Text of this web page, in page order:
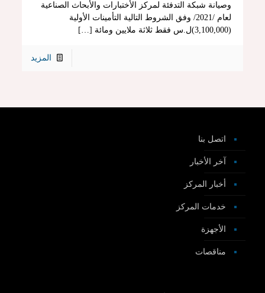
وصيانة شبكة التدفئة لمركز الأختبارات والأبحاث الصناعية
لعام /2021/ وفق الشروط التالية التأمينات الأولية
(3,100,000)ل.س فقط ثلاثة ملايين ومائة […]
المزيد
اتصل بنا
آخر الأخبار
أخبار المركز
خدمات المركز
الأجهزة
مناقصات